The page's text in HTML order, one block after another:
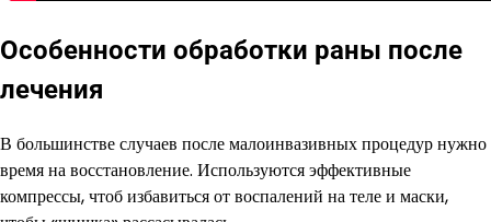
Особенности обработки раны после
лечения
В большинстве случаев после малоинвазивных процедур нужно
время на восстановление. Используются эффективные
компрессы, чтоб избавиться от воспалений на теле и маски,